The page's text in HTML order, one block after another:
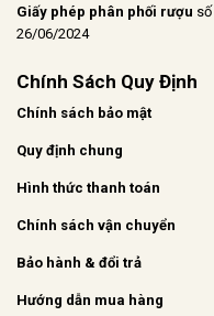
Giấy phép phân phối rượu số
26/06/2024
Chính Sách Quy Định
Chính sách bảo mật
Quy định chung
Hình thức thanh toán
Chính sách vận chuyển
Bảo hành & đổi trả
Hướng dẫn mua hàng